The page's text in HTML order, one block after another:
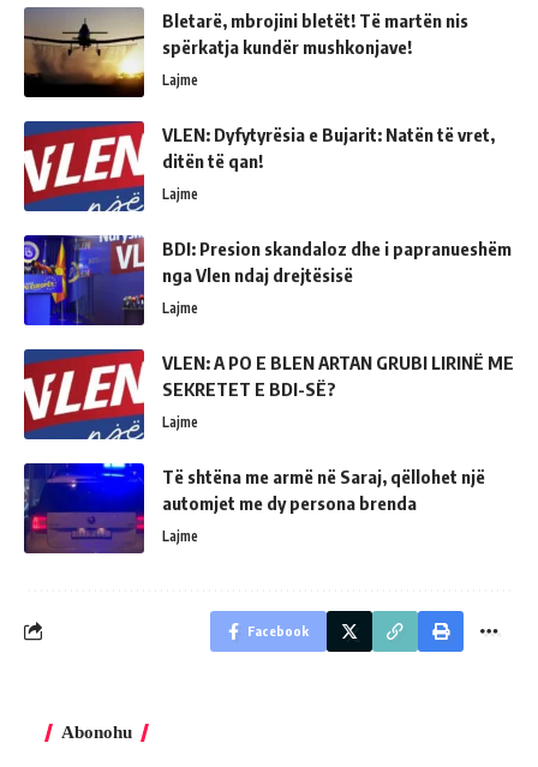
Bletarë, mbrojini bletët! Të martën nis
spërkatja kundër mushkonjave!
Lajme
VLEN: Dyfytyrësia e Bujarit: Natën të vret,
ditën të qan!
Lajme
BDI: Presion skandaloz dhe i papranueshëm
nga Vlen ndaj drejtësisë
Lajme
VLEN: A PO E BLEN ARTAN GRUBI LIRINË ME
SEKRETET E BDI-SË?
Lajme
Të shtëna me armë në Saraj, qëllohet një
automjet me dy persona brenda
Lajme
Facebook
Abonohu